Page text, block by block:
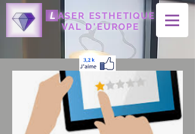
L ASER ESTHETIQUE
VAL D'EUROPE